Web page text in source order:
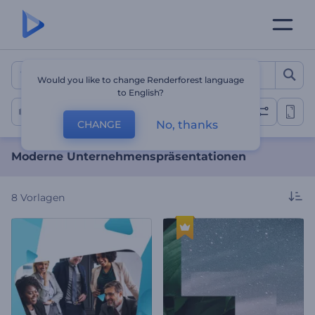
Moderne
Firmen-Diashow
Moderne Unternehmenspräsentationen
8 Vorlagen
Would you like to change Renderforest language
to English?
CHANGE No, thanks